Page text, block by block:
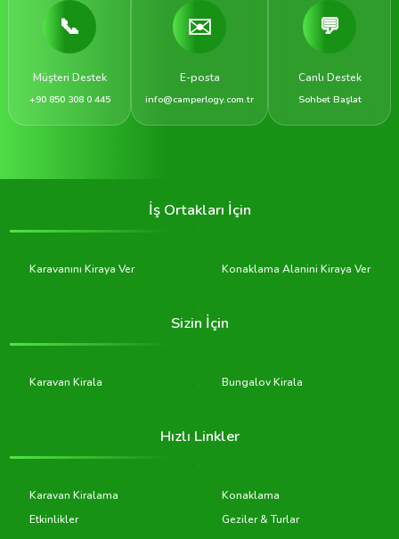
📞
Müşteri Destek
+90 850 308 0 445
✉️
E-posta
info@camperlogy.com.tr
💬
Canlı Destek
Sohbet Başlat
İş Ortakları İçin
Karavanını Kiraya Ver Konaklama Alanini Kiraya Ver
Sizin İçin
Karavan Kirala Bungalov Kirala
Hızlı Linkler
Karavan Kiralama
Konaklama
Etkinlikler
Geziler & Turlar